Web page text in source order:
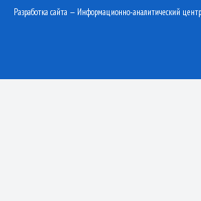
Разработка сайта — Информационно-аналитический центр